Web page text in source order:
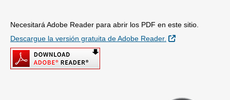
Necesitará Adobe Reader para abrir los PDF en este sitio.
Descargue la versión gratuita de Adobe Reader.
Sitio Externo